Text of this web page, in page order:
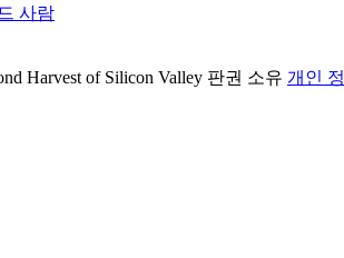
사람
Harvest of Silicon Valley 판권 소유 개인 정